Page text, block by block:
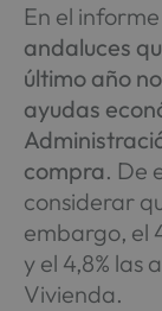
En el
andaluces
último año
ayudas
compra. De
considerar
embargo, el
y el 4,8% las
Vivienda.